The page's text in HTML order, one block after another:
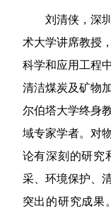
刘清侠，深
术大学讲席教授
科学和应用工程
清洁煤炭及矿物
尔伯塔大学终身
域专家学者。对
论有深刻的研究
采、环境保护、
突出的研究成果